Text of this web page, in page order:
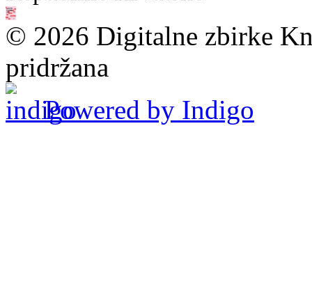
© 2026 Digitalne zbirke
pridržana
Powered by Indigo